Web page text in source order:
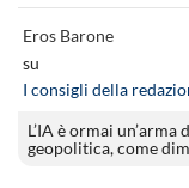
Eros Barone
su
I consigli della
L’IA è ormai
geopolitica, come